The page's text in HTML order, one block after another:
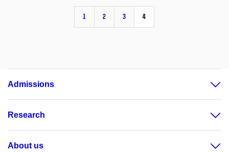
1 2 3 4
Admissions
Research
About us